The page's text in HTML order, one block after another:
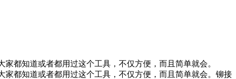
都知道或者都用过这个工具，不仅方便，而且简单就会。
都知道或者都用过这个工具，不仅方便，而且简单就会。铆接